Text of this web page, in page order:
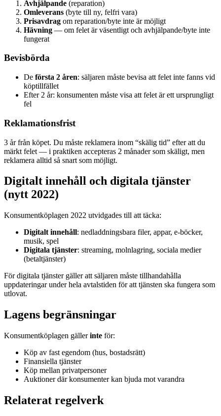
Avhjälpande (reparation)
Omleverans (byte till ny, felfri vara)
Prisavdrag om reparation/byte inte är möjligt
Hävning — om felet är väsentligt och avhjälpande/byte inte
fungerat
Bevisbörda
De första 2 åren: säljaren måste bevisa att felet inte fanns vid
köptillfället
Efter 2 år: konsumenten måste visa att felet är ett ursprungligt
fel
Reklamationsfrist
3 år från köpet. Du måste reklamera inom “skälig tid” efter att du
märkt felet — i praktiken accepteras 2 månader som skäligt, men
reklamera alltid så snart som möjligt.
Digitalt innehåll och digitala tjänster
(nytt 2022)
Konsumentköplagen 2022 utvidgades till att täcka:
Digitalt innehåll: nedladdningsbara filer, appar, e-böcker,
musik, spel
Digitala tjänster: streaming, molnlagring, sociala medier
(betaltjänster)
För digitala tjänster gäller att säljaren måste tillhandahålla
uppdateringar under hela avtalstiden för att tjänsten ska fungera som
utlovat.
Lagens begränsningar
Konsumentköplagen gällerinte för:
Köp av fast egendom (hus, bostadsrätt)
Finansiella tjänster
Köp mellan privatpersoner
Auktioner där konsumenter kan bjuda mot varandra
Relaterat regelverk